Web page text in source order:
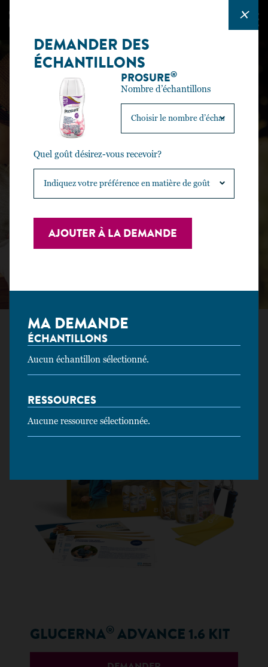
DEMANDER DES ÉCHANTILLONS ET DES RESSOURCES
DEMANDER DES
ÉCHANTILLONS ET
DES RESSOURCES
Réservé aux professionnels de santé
Ressource
GLUCERNA® ADVANCE 1.6 KIT
DEMANDER DES
ÉCHANTILLONS
PROSURE®
Nombre d’échantillons
Quel goût désirez-vous recevoir?
AJOUTER À LA DEMANDE
MA DEMANDE
ÉCHANTILLONS
Aucun échantillon sélectionné.
RESSOURCES
Aucune ressource sélectionnée.